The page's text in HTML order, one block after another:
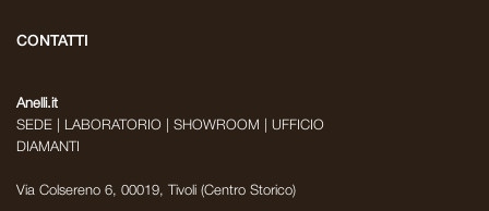
CONTATTI
Anelli.it
SEDE | LABORATORIO | SHOWROOM | UFFICIO
DIAMANTI
Via Colsereno 6, 00019, Tivoli (Centro Storico)